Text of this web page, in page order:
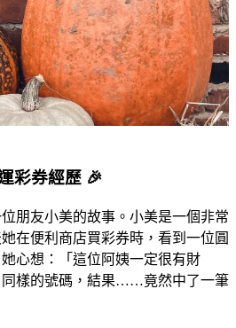
彩券經歷 🎉
朋友小美的故事。小美是一個非常
在便利商店買彩券時，看到一位圓
心想：「這位阿姨一定很有財
同樣的號碼，結果……竟然中了一筆